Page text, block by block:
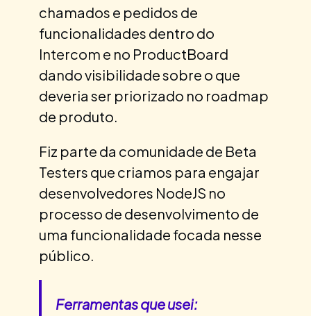
chamados e pedidos de
funcionalidades dentro do
Intercom e no ProductBoard
dando visibilidade sobre o que
deveria ser priorizado no roadmap
de produto.
Fiz parte da comunidade de Beta
Testers que criamos para engajar
desenvolvedores NodeJS no
processo de desenvolvimento de
uma funcionalidade focada nesse
público.
Ferramentas que usei: